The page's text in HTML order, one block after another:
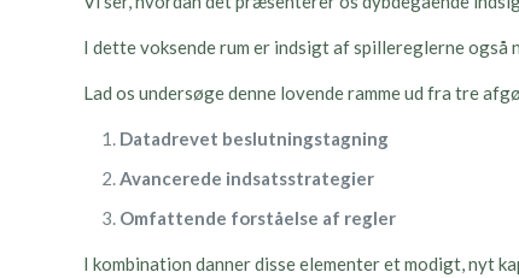
I dette voksende rum er indsigt af spillereglerne
Lad os undersøge denne lovende ramme ud fra tre
Datadrevet beslutningstagning
Avancerede indsatsstrategier
Omfattende forståelse af regler
I kombination danner disse elementer et modigt, nyt